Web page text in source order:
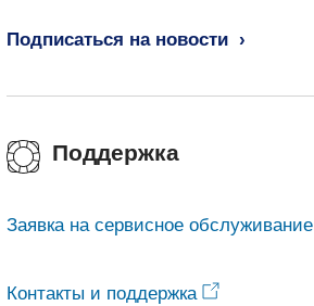
Подписаться на новости
Поддержка
Заявка на сервисное обслуживание
Контакты и поддержка